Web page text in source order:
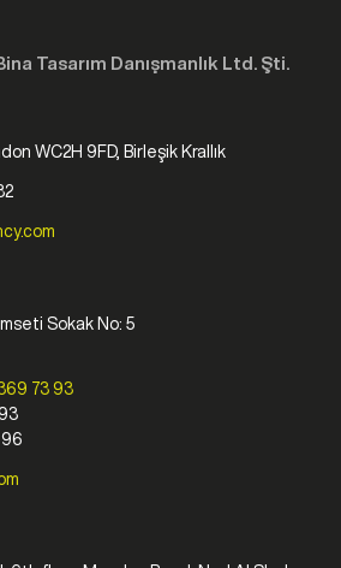
Tasarım Danışmanlık Ltd. Şti.
WC2H 9FD, Birleşik Krallık
Sokak No: 5
73 93
96